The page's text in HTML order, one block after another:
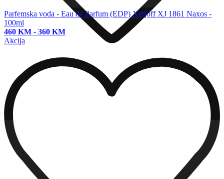
Parfemska voda - Eau de Parfum (EDP) Xerjoff XJ 1861 Naxos -
100ml
460 KM - 360 KM
Akcija